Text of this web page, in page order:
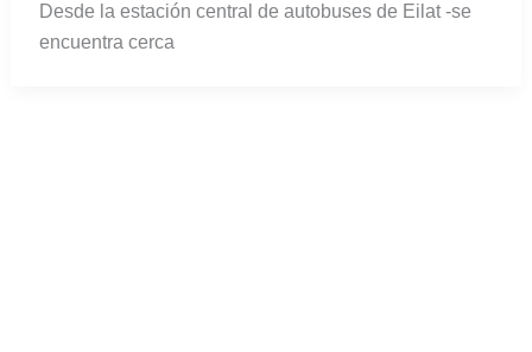
Desde la estación central de autobuses de Eilat -se
encuentra cerca